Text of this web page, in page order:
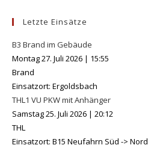
Letzte Einsätze
B3 Brand im Gebäude
Montag 27. Juli 2026 | 15:55
Brand
Einsatzort: Ergoldsbach
THL1 VU PKW mit Anhänger
Samstag 25. Juli 2026 | 20:12
THL
Einsatzort: B15 Neufahrn Süd -> Nord